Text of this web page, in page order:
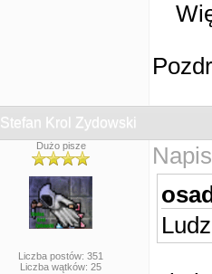
Stefan Krol Zydowski
Dużo pisze
Liczba postów: 351
Liczba wątków: 25